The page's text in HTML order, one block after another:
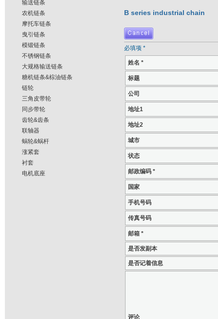
输送链条
农机链条
摩托车链条
曳引链条
模锻链条
不锈钢链条
大规格输送链条
糖机链条&棕油链条
链轮
三角皮带轮
同步带轮
齿轮&齿条
联轴器
蜗轮&蜗杆
涨紧套
衬套
电机底座
B series industrial chain
必填项 *
姓名 *
标题
公司
地址1
地址2
城市
状态
邮政编码 *
国家
手机号码
传真号码
邮箱 *
是否发副本
是否记着信息
评论